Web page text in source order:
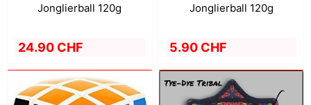
Jonglierball 120g
24.90 CHF
Jonglierball 120g
5.90 CHF